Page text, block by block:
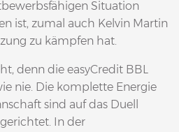
Situation
ist, zumal auch Kelvin Martin
zu kämpfen hat.
denn die easyCredit BBL
nie. Die komplette Energie
sind auf das Duell
In der